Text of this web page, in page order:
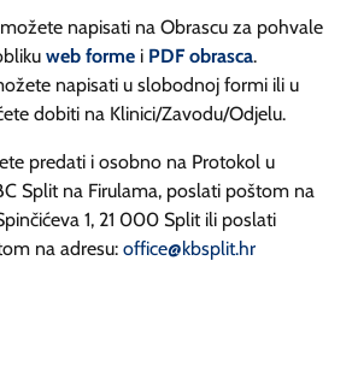
napisati na Obrascu za pohvale
web forme i PDF obrasca.
napisati u slobodnoj formi ili u
dobiti na Klinici/Zavodu/Odjelu.
predati i osobno na Protokol u
Split na Firulama, poslati poštom na
1, 21 000 Split ili poslati
na adresu: office@kbsplit.hr